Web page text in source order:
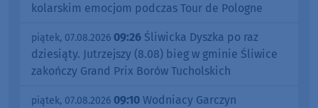
kolarskim emocjom podczas Tour de Pologne
piątek, 07.08.2026 09:26 Śliwicka Dyszka po raz
dziesiąty. Jutrzejszy (8.08) bieg w gminie Śliwice
zakończy Grand Prix Borów Tucholskich
piątek, 07.08.2026 09:10 Wodniacy Garczyn